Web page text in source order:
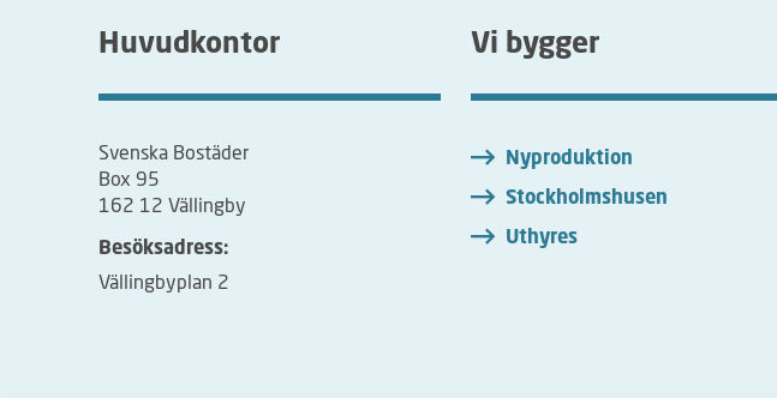
Huvudkontor
Svenska Bostäder
Box 95
162 12 Vällingby
Besöksadress:
Vällingbyplan 2
Vi bygger
Nyproduktion
Stockholmshusen
Uthyres